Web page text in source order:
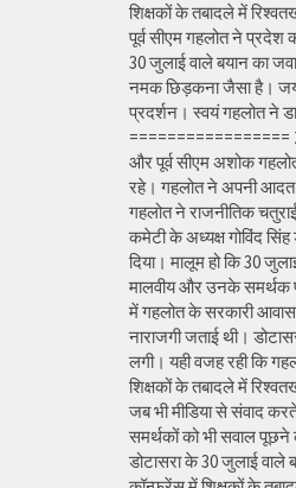
शिक्षकों के तबादले में
पूर्व सीएम गहलोत ने प्रदेश
30 जुलाई वाले बयान का
नमक छिड़कना जैसा है।
प्रदर्शन। स्वयं गहलोत ने
=================
और पूर्व सीएम अशोक
रहे। गहलोत ने अपनी आदत
गहलोत ने राजनीतिक
कमेटी के अध्यक्ष गोविंद
दिया। मालूम हो कि 30
मालवीय और उनके समर्थक
में गहलोत के सरकारी
नाराजगी जताई थी।
लगी। यही वजह रही कि
शिक्षकों के तबादले में
जब भी मीडिया से संवाद
समर्थकों को भी सवाल
डोटासरा के 30 जुलाई वाले